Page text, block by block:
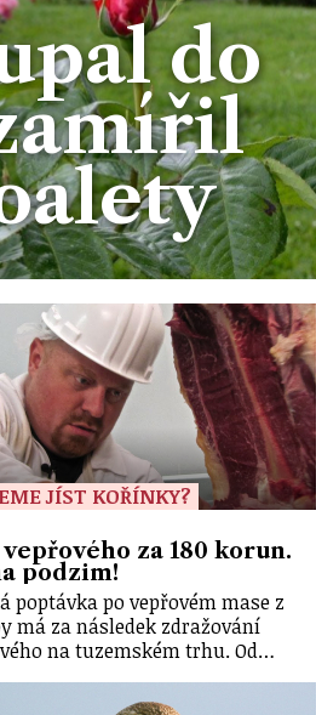
do
JÍST KOŘÍNKY?
za 180 korun.
podzim!
poptávka po vepřovém mase z
má za následek zdražování
na tuzemském trhu. Od…